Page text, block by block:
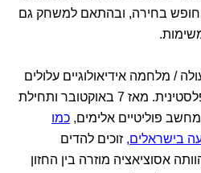
חופש בחירה, ובהתאם למשחק גם
/ מלחמה אידיאולוגיים עלולים
לשרת לוחמה פסיכוולוגית פלסטינית. מאז 7 באוקטובר ותחילת
פוליטיים אלימים, כמו
בישראלים, זוכים להדים
אסוציאציה מוזרה בין החזון